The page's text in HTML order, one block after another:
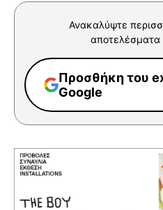
Ανακαλύψτε
αποτελέσματα
Προσθήκη του
Google